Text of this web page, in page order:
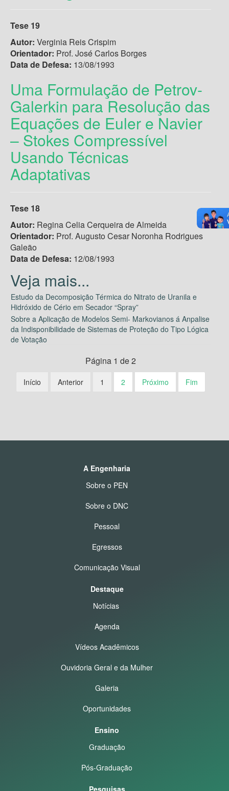
Tese 19
Autor: Verginia Reis Crispim
Orientador: Prof. José Carlos Borges
Data de Defesa: 13/08/1993
Uma Formulação de Petrov-
Galerkin para Resolução das
Equações de Euler e Navier
– Stokes Compressível
Usando Técnicas
Adaptativas
Tese 18
Autor: Regina Celia Cerqueira de Almeida
Orientador: Prof. Augusto Cesar Noronha Rodrigues
Galeão
Data de Defesa: 12/08/1993
Estudo da Decomposição Térmica do Nitrato de Uranila e
Hidróxido de Cério em Secador “Spray”
Sobre a Aplicação de Modelos Semi- Markovianos á Anpalise
da Indisponibilidade de Sistemas de Proteção do Tipo Lógica
de Votação
Página 1 de 2
Início Anterior 1 2 Próximo Fim
A Engenharia
Sobre o PEN
Sobre o DNC
Pessoal
Egressos
Comunicação Visual
Destaque
Notícias
Agenda
Vídeos Acadêmicos
Ouvidoria Geral e da Mulher
Galeria
Oportunidades
Ensino
Graduação
Pós-Graduação
Pesquisas